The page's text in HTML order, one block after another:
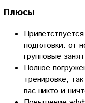
Плюсы
подготовки: от
групповые
Полное
тренировке,
вас никто и